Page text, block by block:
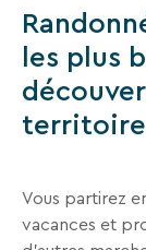
les plus
Vous partirez
vacances et
d’un
clic
Recevez
tous
jours
directement